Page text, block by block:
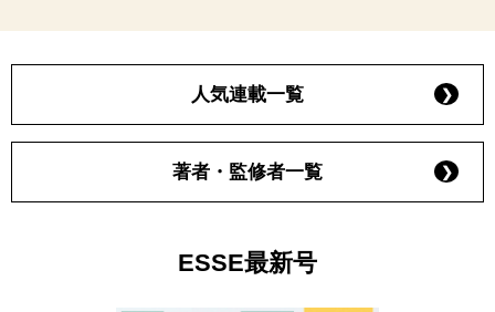
人気連載一覧
著者・監修者一覧
ESSE最新号